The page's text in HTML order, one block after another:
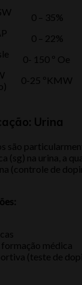
0 – 35%
0 – 22%
0- 150 º Oe
0-25 ºKMW
Urina
são
(sg) na urina, a
(controle de
médica
(teste de